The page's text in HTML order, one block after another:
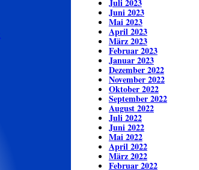
Juli 2023
Juni 2023
Mai 2023
April 2023
März 2023
Februar 2023
Januar 2023
Dezember 2022
November 2022
Oktober 2022
September 2022
August 2022
Juli 2022
Juni 2022
Mai 2022
April 2022
März 2022
Februar 2022